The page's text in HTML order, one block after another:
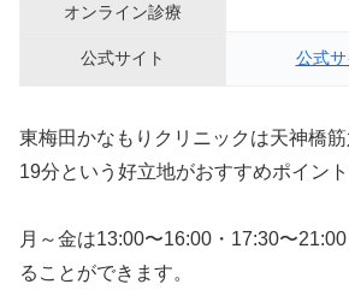
オンライン診療
公式サイト 公式
東梅田かなもりクリニックは天神橋
19分という好立地がおすすめポイント
月～金は13:00〜16:00・17:30〜
ることができます。